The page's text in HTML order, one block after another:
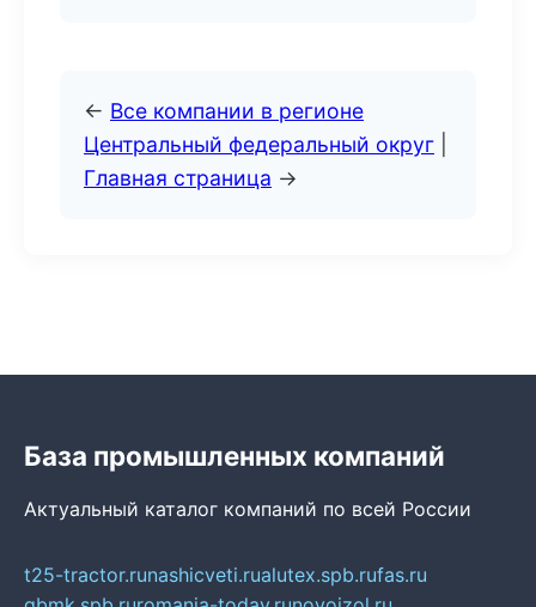
← Все компании в регионе
Центральный федеральный округ
Главная страница →
База промышленных компаний
Актуальный каталог компаний по всей России
t25-tractor.runashicveti.rualutex.spb.rufas.ru